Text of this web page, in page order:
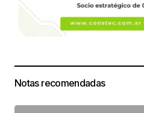
Notas recomendadas